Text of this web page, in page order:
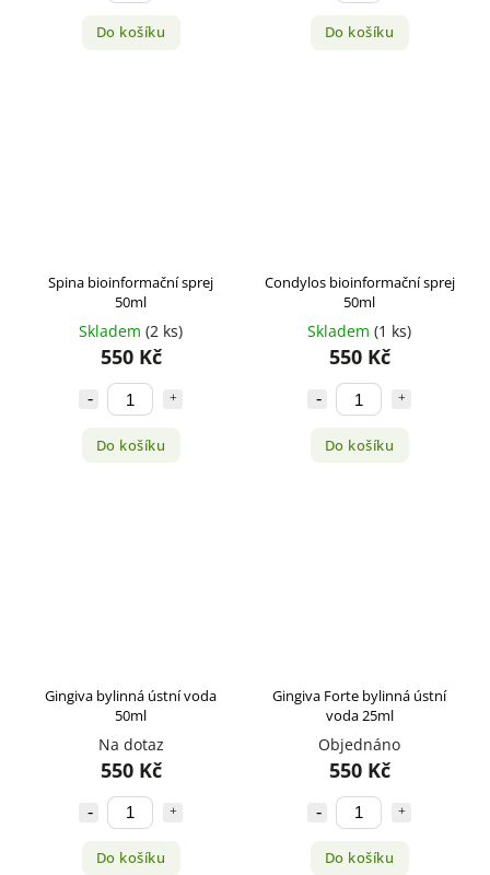
Do košíku Do košíku
Spina bioinformační sprej
50ml
Skladem (2 ks)
550 Kč
Do košíku
Condylos bioinformační sprej
50ml
Skladem (1 ks)
550 Kč
Do košíku
Gingiva bylinná ústní voda
50ml
Na dotaz
550 Kč
Do košíku
Gingiva Forte bylinná ústní
voda 25ml
Objednáno
550 Kč
Do košíku